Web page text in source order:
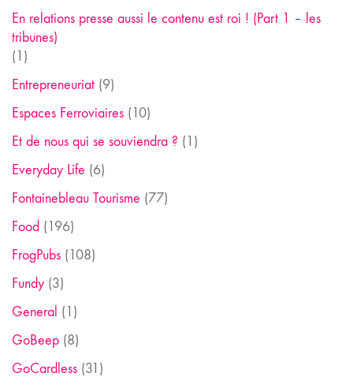
En relations presse aussi le contenu est roi ! (Part 1 – les
tribunes)
(1)
Entrepreneuriat (9)
Espaces Ferroviaires (10)
Et de nous qui se souviendra ? (1)
Everyday Life (6)
Fontainebleau Tourisme (77)
Food (196)
FrogPubs (108)
Fundy (3)
General (1)
GoBeep (8)
GoCardless (31)